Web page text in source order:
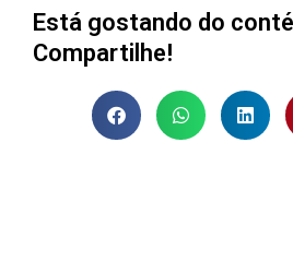
Está gostando do
Compartilhe!